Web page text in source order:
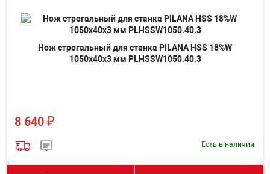
Нож строгальный для станка PILANA HSS 18%W
1050х40х3 мм PLHSSW1050.40.3
8 640 ₽
Есть в наличии